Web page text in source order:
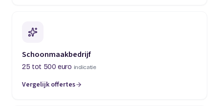
Schoonmaakbedrijf
25 tot 500 euro indicatie
Vergelijk offertes
(opent in een nieuw tabblad)